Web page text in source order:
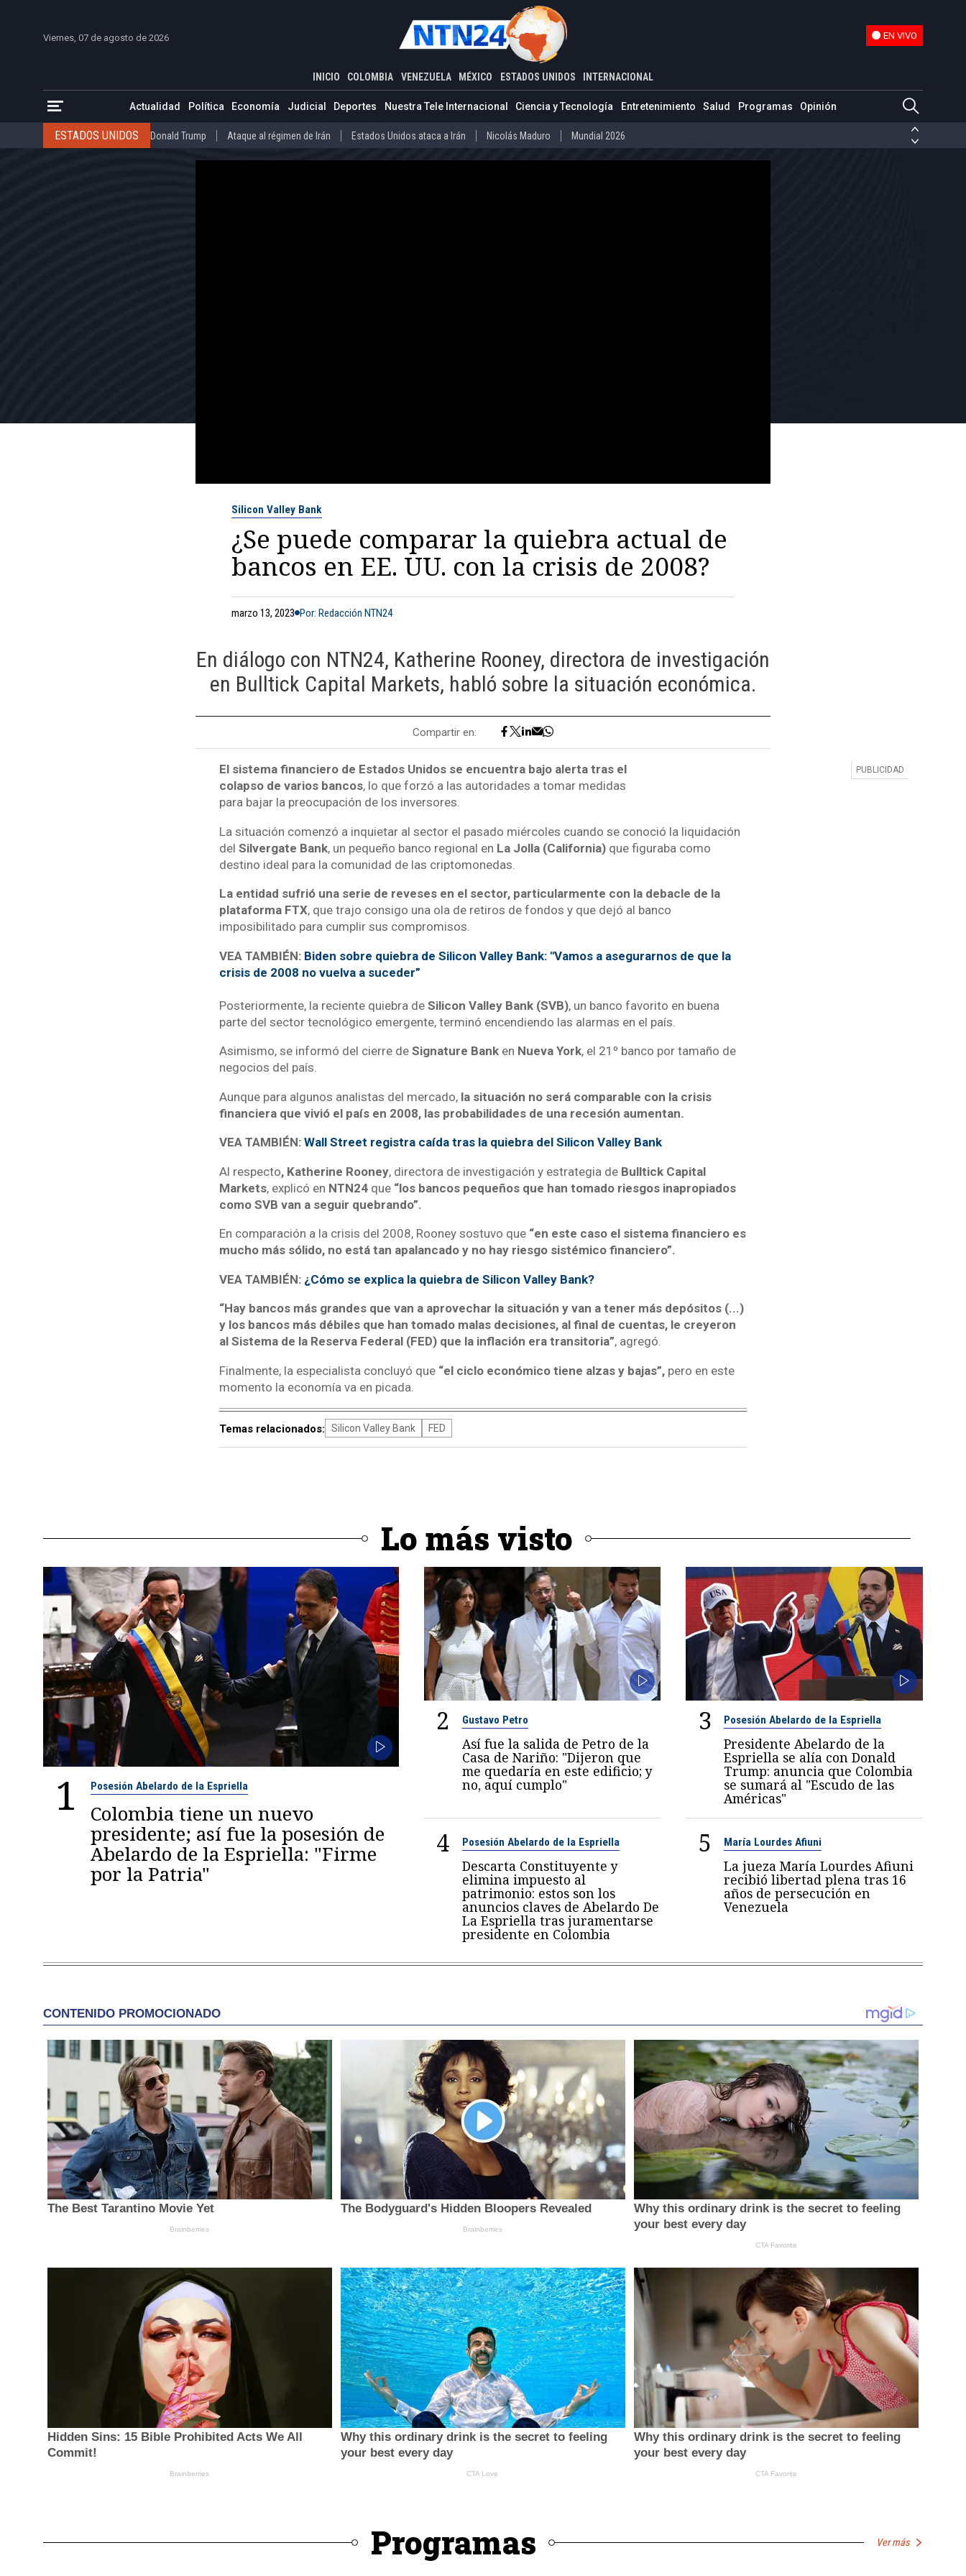
Viernes, 07 de agosto de 2026 EN VIVO
INICIO COLOMBIA VENEZUELA MÉXICO ESTADOS UNIDOS INTERNACIONAL
Actualidad Política Economía Judicial Deportes Nuestra Tele Internacional Ciencia y Tecnología Entretenimiento Salud Programas Opinión
ESTADOS UNIDOS Donald Trump Ataque al régimen de Irán Estados Unidos ataca a Irán Nicolás Maduro Mundial 2026
José Luis Rodríguez Zapatero Díaz-Canel Cuba Mundial 2026
INTERNACIONAL
ESTADOS UNIDOS Donald Trump Ataque al régimen de Irán Estados Unidos ataca a Irán Nicolás Maduro Mundial 2026
COLOMBIA Elecciones Presidenciales en Colombia Gustavo Petro Abelardo de la Espriella Iván Cepeda Donald Trump Disidencias de las FARC
Silicon Valley Bank
¿Se puede comparar la quiebra actual de
bancos en EE. UU. con la crisis de 2008?
marzo 13, 2023 Por: Redacción NTN24
En diálogo con NTN24, Katherine Rooney, directora de investigación
en Bulltick Capital Markets, habló sobre la situación económica.
Compartir en:
El sistema financiero de Estados Unidos se encuentra bajo alerta tras el
colapso de varios bancos, lo que forzó a las autoridades a tomar medidas
para bajar la preocupación de los inversores.
La situación comenzó a inquietar al sector el pasado miércoles cuando se conoció la liquidación
del Silvergate Bank, un pequeño banco regional en La Jolla (California) que figuraba como
destino ideal para la comunidad de las criptomonedas.
La entidad sufrió una serie de reveses en el sector, particularmente con la debacle de la
plataforma FTX, que trajo consigo una ola de retiros de fondos y que dejó al banco
imposibilitado para cumplir sus compromisos.
VEA TAMBIÉN: Biden sobre quiebra de Silicon Valley Bank: "Vamos a asegurarnos de que la
crisis de 2008 no vuelva a suceder”
Posteriormente, la reciente quiebra de Silicon Valley Bank (SVB), un banco favorito en buena
parte del sector tecnológico emergente, terminó encendiendo las alarmas en el país.
Asimismo, se informó del cierre de Signature Bank en Nueva York, el 21º banco por tamaño de
negocios del país.
Aunque para algunos analistas del mercado, la situación no será comparable con la crisis
financiera que vivió el país en 2008, las probabilidades de una recesión aumentan.
VEA TAMBIÉN: Wall Street registra caída tras la quiebra del Silicon Valley Bank
Al respecto, Katherine Rooney, directora de investigación y estrategia deBulltick Capital
Markets, explicó en NTN24 que“los bancos pequeños que han tomado riesgos inapropiados
como SVB van a seguir quebrando”.
En comparación a la crisis del 2008, Rooney sostuvo que“en este caso el sistema financiero es
mucho más sólido, no está tan apalancado y no hay riesgo sistémico financiero”.
VEA TAMBIÉN: ¿Cómo se explica la quiebra de Silicon Valley Bank?
“Hay bancos más grandes que van a aprovechar la situación y van a tener más depósitos (...)
y los bancos más débiles que han tomado malas decisiones, al final de cuentas, le creyeron
al Sistema de la Reserva Federal (FED) que la inflación era transitoria”, agregó.
Finalmente, la especialista concluyó que “el ciclo económico tiene alzas y bajas”,pero en este
momento la economía va en picada.
Temas relacionados: Silicon Valley Bank FED
Lo más visto
1 Posesión Abelardo de la Espriella
Colombia tiene un nuevo
presidente; así fue la posesión de
Abelardo de la Espriella: "Firme
por la Patria"
2 Gustavo Petro
Así fue la salida de Petro de la
Casa de Nariño: "Dijeron que
me quedaría en este edificio; y
no, aquí cumplo"
3 Posesión Abelardo de la Espriella
Presidente Abelardo de la
Espriella se alía con Donald
Trump: anuncia que Colombia
se sumará al "Escudo de las
Américas"
4 Posesión Abelardo de la Espriella
Descarta Constituyente y
elimina impuesto al
patrimonio: estos son los
anuncios claves de Abelardo De
La Espriella tras juramentarse
presidente en Colombia
5 María Lourdes Afiuni
La jueza María Lourdes Afiuni
recibió libertad plena tras 16
años de persecución en
Venezuela
Programas Ver más